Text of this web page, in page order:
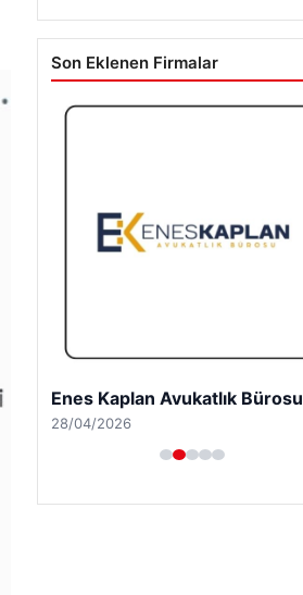
Son Eklenen Firmalar
Enes Kaplan Avukatlık Bürosu
28/04/2026